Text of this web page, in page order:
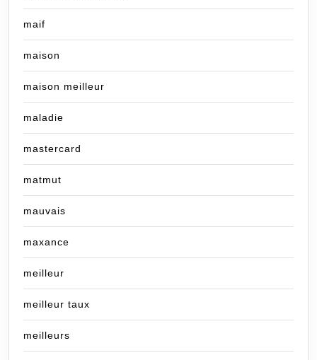
maif
maison
maison meilleur
maladie
mastercard
matmut
mauvais
maxance
meilleur
meilleur taux
meilleurs